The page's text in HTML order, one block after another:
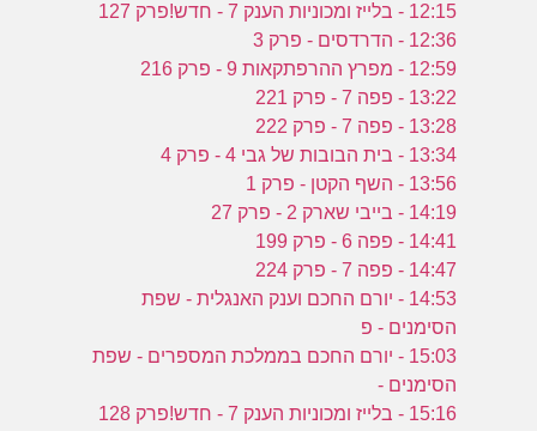
12:15 - בלייז ומכוניות הענק 7 - חדש!פרק 127
12:36 - הדרדסים - פרק 3
12:59 - מפרץ ההרפתקאות 9 - פרק 216
13:22 - פפה 7 - פרק 221
13:28 - פפה 7 - פרק 222
13:34 - בית הבובות של גבי 4 - פרק 4
13:56 - השף הקטן - פרק 1
14:19 - בייבי שארק 2 - פרק 27
14:41 - פפה 6 - פרק 199
14:47 - פפה 7 - פרק 224
14:53 - יורם החכם וענק האנגלית - שפת
הסימנים - פ
15:03 - יורם החכם בממלכת המספרים - שפת
הסימנים -
15:16 - בלייז ומכוניות הענק 7 - חדש!פרק 128